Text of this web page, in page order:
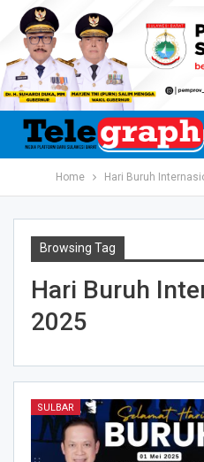
Home Hari Buruh
Browsing Tag
Hari Buruh
2025
SULBAR